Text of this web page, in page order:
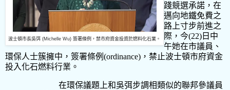
波士頓市長吳弭 (Michelle Wu) 簽署條例，禁市府資金投資於燃料化石業。
踐競選承諾，在
邁向地鐵免費之
路上寸步前進之
際，今(22) 日中
午她在市議員、
環保人士簇擁中，簽署條例 (ordinance) ，禁止波士頓市府資金
投入化石燃料行業。
在環保議題上和吳弭步調相類似的聯邦參議員